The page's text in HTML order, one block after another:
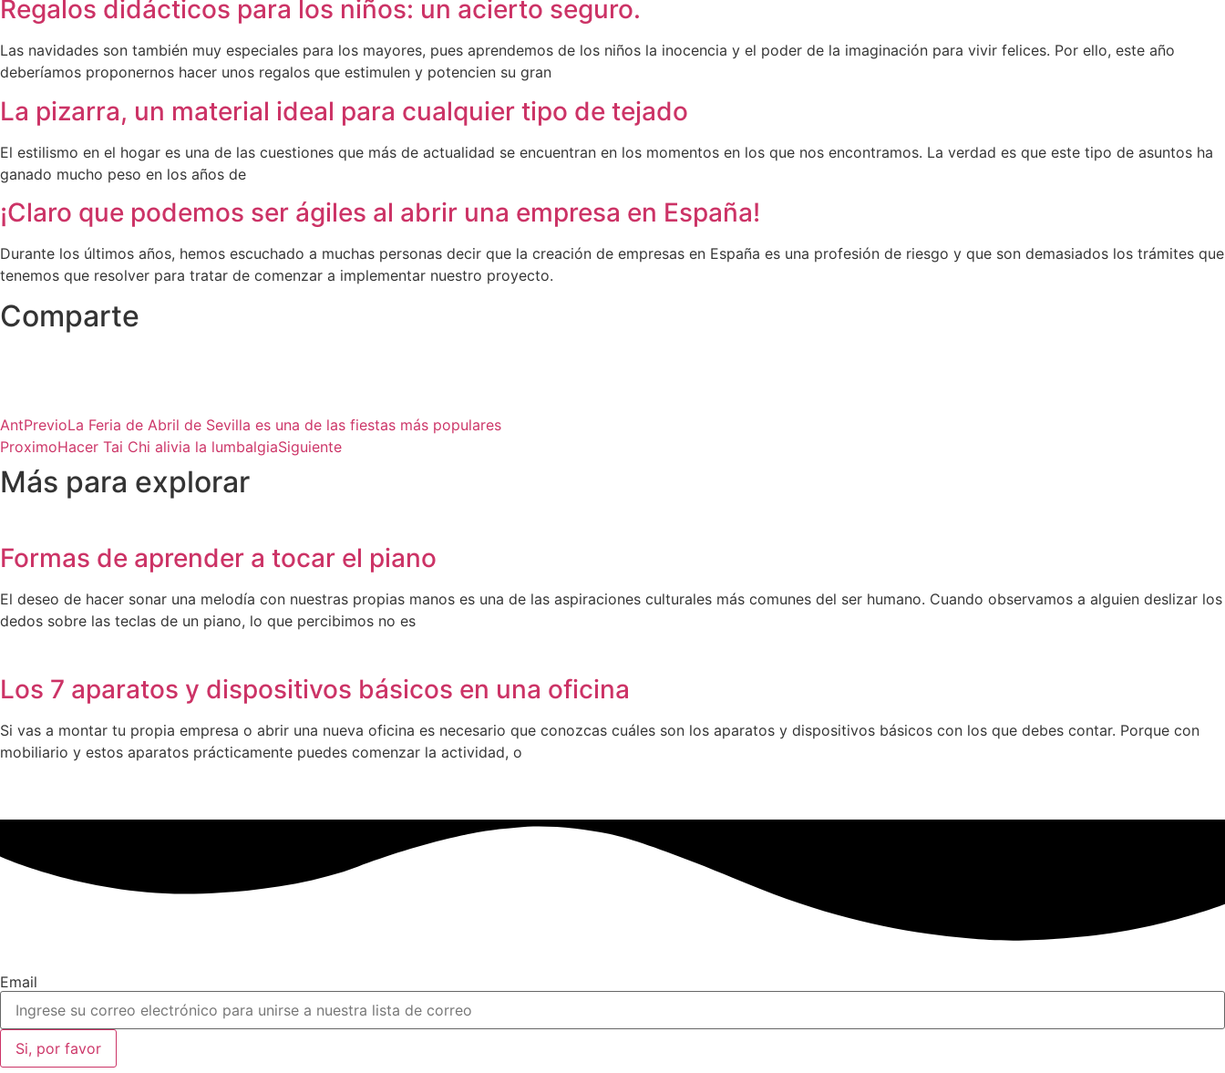
Regalos didácticos para los niños: un acierto seguro.
Las navidades son también muy especiales para los mayores, pues aprendemos de los niños la inocencia y el poder de la imaginación para vivir felices. Por ello, este año
deberíamos proponernos hacer unos regalos que estimulen y potencien su gran
La pizarra, un material ideal para cualquier tipo de tejado
El estilismo en el hogar es una de las cuestiones que más de actualidad se encuentran en los momentos en los que nos encontramos. La verdad es que este tipo de asuntos ha
ganado mucho peso en los años de
¡Claro que podemos ser ágiles al abrir una empresa en España!
Durante los últimos años, hemos escuchado a muchas personas decir que la creación de empresas en España es una profesión de riesgo y que son demasiados los trámites que
tenemos que resolver para tratar de comenzar a implementar nuestro proyecto.
Comparte
AntPrevioLa Feria de Abril de Sevilla es una de las fiestas más populares
ProximoHacer Tai Chi alivia la lumbalgiaSiguiente
Más para explorar
Formas de aprender a tocar el piano
El deseo de hacer sonar una melodía con nuestras propias manos es una de las aspiraciones culturales más comunes del ser humano. Cuando observamos a alguien deslizar los
dedos sobre las teclas de un piano, lo que percibimos no es
Los 7 aparatos y dispositivos básicos en una oficina
Si vas a montar tu propia empresa o abrir una nueva oficina es necesario que conozcas cuáles son los aparatos y dispositivos básicos con los que debes contar. Porque con
mobiliario y estos aparatos prácticamente puedes comenzar la actividad, o
Email
Si, por favor